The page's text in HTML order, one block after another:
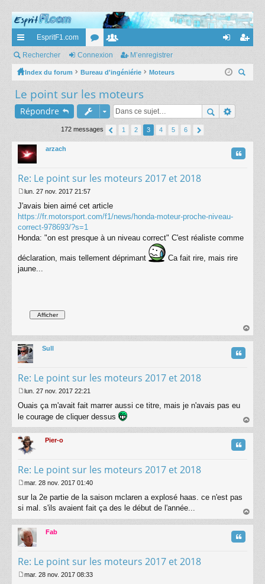
cc
ès
ra
pi
EspritF1.com
or
u
m
s
e
m
br
es
ne
on
nr
r
Rechercher Connexion M’enregistrer
Index du forum Bureau d'ingéniérie
Moteurs
Le point sur les moteurs
Répondre
172 messages 1 2 3 4 5 6
arzach
Re: Le point sur les moteurs 2017 et 2018
Citation
e
s
s
g
lun. 27 nov. 2017 21:57
J'avais bien aimé cet article
https://fr.motorsport.com/f1/news/honda-moteur-proche-niveau-
correct-978693/?s=1
Honda: "on est presque à un niveau correct" C'est réaliste comme
déclaration, mais tellement déprimant
Ca fait rire, mais rire
jaune...
au
Sull
Re: Le point sur les moteurs 2017 et 2018
Citation
e
s
a
g
e
lun. 27 nov. 2017 22:21
Ouais ça m'avait fait marrer aussi ce titre, mais je n'avais pas eu
le courage de cliquer dessus
au
Pier-o
Re: Le point sur les moteurs 2017 et 2018
Citation
e
s
a
g
e
mar. 28 nov. 2017 01:40
sur la 2e partie de la saison mclaren a explosé haas. ce n'est pas
si mal. s'ils avaient fait ça des le début de l'année...
au
Fab
Re: Le point sur les moteurs 2017 et 2018
Citation
mar. 28 nov. 2017 08:33